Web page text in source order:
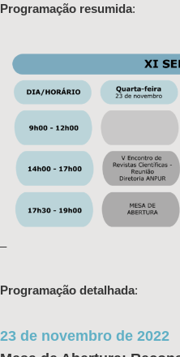
Programação resumida:
–
Programação detalhada:
23 de novembro de 2022